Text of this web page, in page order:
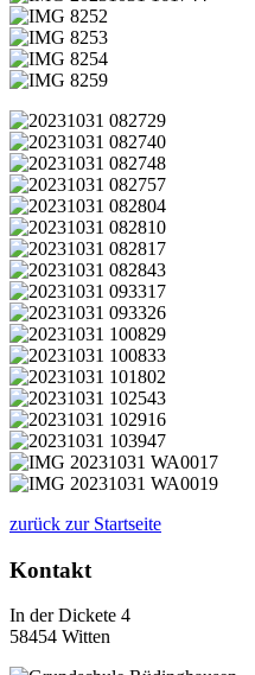
zurück zur Startseite
Kontakt
In der Dickete 4
58454 Witten